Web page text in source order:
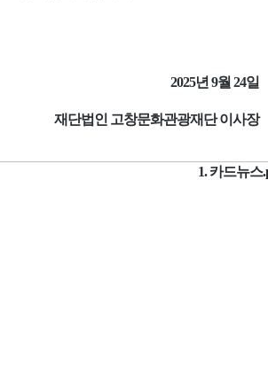
2025년 9월 24일
재단법인 고창문화관광재단 이사장